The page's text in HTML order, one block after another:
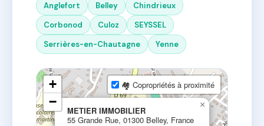
Anglefort Belley
Chindrieux
Corbonod
Culoz
SEYSSEL
Serrières-en-Chautagne
Yenne
METIER IMMOBILIER
55 Grande Rue, 01300 Belley, France
×
+
−
🏘 Copropriétés à proximité